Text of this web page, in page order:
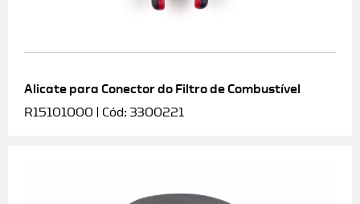
Alicate para Conector do Filtro de Combustível
R15101000 | Cód: 3300221